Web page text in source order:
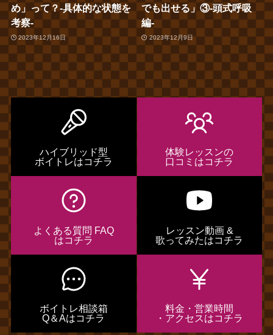
め」って？‐具体的な状態を
考察‐
2023年12月16日
でも出せる」③‐頭式呼吸
編‐
2023年12月9日
ハイブリッド型
ボイトレはコチラ
体験レッスンの
口コミはコチラ
よくある質問 FAQ
はコチラ
レッスン動画 &
歌ってみたはコチラ
ボイトレ相談箱
Q＆Aはコチラ
料金・営業時間
・アクセスはコチラ